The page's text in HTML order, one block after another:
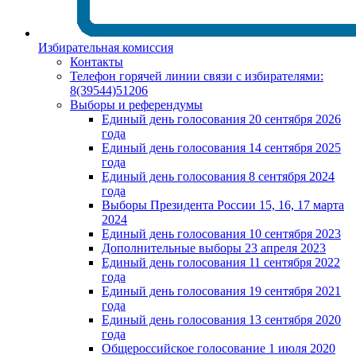
Избирательная комиссия
Контакты
Телефон горячей линии связи с избирателями:
8(39544)51206
Выборы и референдумы
Единый день голосования 20 сентября 2026
года
Единый день голосования 14 сентября 2025
года
Единый день голосования 8 сентября 2024
года
Выборы Президента России 15, 16, 17 марта
2024
Единый день голосования 10 сентября 2023
Дополнительные выборы 23 апреля 2023
Единый день голосования 11 сентября 2022
года
Единый день голосования 19 сентября 2021
года
Единый день голосования 13 сентября 2020
года
Общероссийское голосование 1 июля 2020